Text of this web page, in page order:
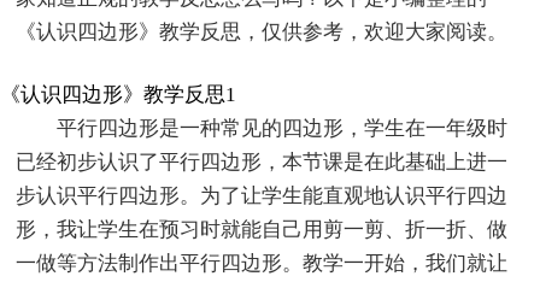
《认识四边形》教学反思，仅供参考，欢迎大家阅读。
《认识四边形》教学反思1
平行四边形是一种常见的四边形，学生在一年级时
已经初步认识了平行四边形，本节课是在此基础上进一
步认识平行四边形。为了让学生能直观地认识平行四边
形，我让学生在预习时就能自己用剪一剪、折一折、做
一做等方法制作出平行四边形。教学一开始，我们就让